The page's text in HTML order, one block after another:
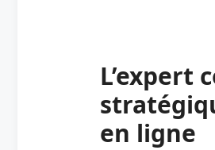
L’expert
en ligne